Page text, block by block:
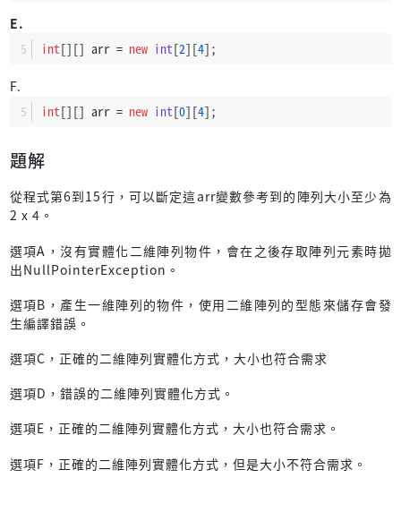
E.
int[][] arr = new int[2][4];
F.
int[][] arr = new int[0][4];
題解
從程式第6到15行，可以斷定這arr變數參考到的陣列大小至少為
2 x 4。
選項A，沒有實體化二維陣列物件，會在之後存取陣列元素時拋
出NullPointerException。
選項B，產生一維陣列的物件，使用二維陣列的型態來儲存會發
生編譯錯誤。
選項C，正確的二維陣列實體化方式，大小也符合需求
選項D，錯誤的二維陣列實體化方式。
選項E，正確的二維陣列實體化方式，大小也符合需求。
選項F，正確的二維陣列實體化方式，但是大小不符合需求。